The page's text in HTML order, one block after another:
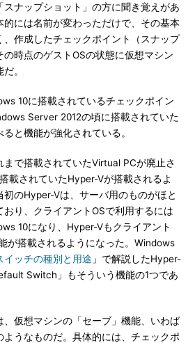
スナップショット」の方に聞き覚えがあ
的には名前が変わっただけで、その基本
、作成したチェックポイント（スナップ
時点のゲストOSの状態に仮想マシン
。
10に搭載されているチェックポイン
Server 2012の頃に搭載されていた
と機能が強化されている。
で搭載されていたVirtual PCが廃止さ
載されていたHyper-Vが搭載されるよ
初のHyper-Vは、サーバ用のものがほと
おり、クライアントOSで利用するには
10になり、Hyper-Vもクライアント
が搭載されるようになった。Windows
イッチの種別と用途 」で解説したHyper-
Switch」もそういう機能の1つであ
仮想マシンの「セーブ」機能、いわば
ようなものだ。具体的には、チェックポ